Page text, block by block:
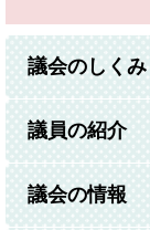
議会のしくみ
議員の紹介
議会の情報